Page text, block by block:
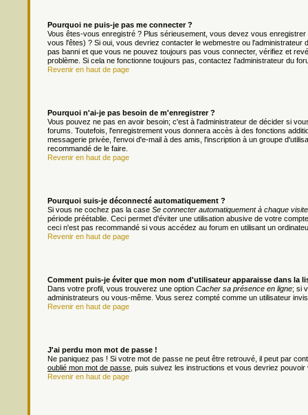
Pourquoi ne puis-je pas me connecter ?
Vous êtes-vous enregistré ? Plus sérieusement, vous devez vous
vous l'êtes) ? Si oui, vous devriez contacter le webmestre ou
pas banni et que vous ne pouvez toujours pas vous connecter, vérifiez et
problème. Si cela ne fonctionne toujours pas, contactez l'administrateur du
Revenir en haut de page
Pourquoi n'ai-je pas besoin de m'enregistrer ?
Vous pouvez ne pas en avoir besoin; c'est à l'administrateur de décider si
forums. Toutefois, l'enregistrement vous donnera accès à des fonctions
messagerie privée, l'envoi d'e-mail à des amis, l'inscription à un groupe
recommandé de le faire.
Revenir en haut de page
Pourquoi suis-je déconnecté automatiquement ?
Si vous ne cochez pas la case Se connecter automatiquement à chaque visite
période préétablie. Ceci permet d'éviter une utilisation abusive de votre
ceci n'est pas recommandé si vous accédez au forum en utilisant un
Revenir en haut de page
Comment puis-je éviter que mon nom d'utilisateur apparaisse dans la
Dans votre profil, vous trouverez une option Cacher sa présence en ligne; si
administrateurs ou vous-même. Vous serez compté comme un utilisateur
Revenir en haut de page
J'ai perdu mon mot de passe !
Ne paniquez pas ! Si votre mot de passe ne peut être retrouvé, il peut par
oublié mon mot de passe , puis suivez les instructions et vous devriez
Revenir en haut de page